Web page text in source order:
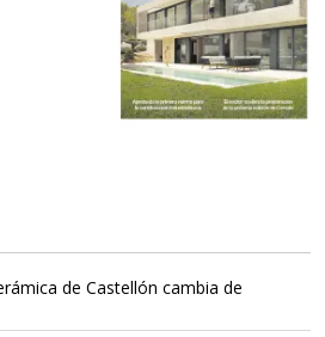
de Castellón cambia de